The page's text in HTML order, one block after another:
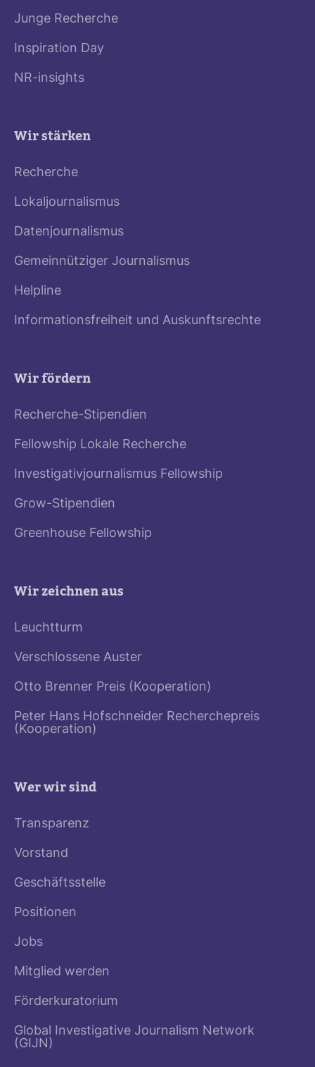
Junge Recherche
Inspiration Day
NR-insights
Wir stärken
Recherche
Lokaljournalismus
Datenjournalismus
Gemeinnütziger Journalismus
Helpline
Informationsfreiheit und Auskunftsrechte
Wir fördern
Recherche-Stipendien
Fellowship Lokale Recherche
Investigativjournalismus Fellowship
Grow-Stipendien
Greenhouse Fellowship
Wir zeichnen aus
Leuchtturm
Verschlossene Auster
Otto Brenner Preis (Kooperation)
Peter Hans Hofschneider Recherchepreis
(Kooperation)
Wer wir sind
Transparenz
Vorstand
Geschäftsstelle
Positionen
Jobs
Mitglied werden
Förderkuratorium
Global Investigative Journalism Network
(GIJN)